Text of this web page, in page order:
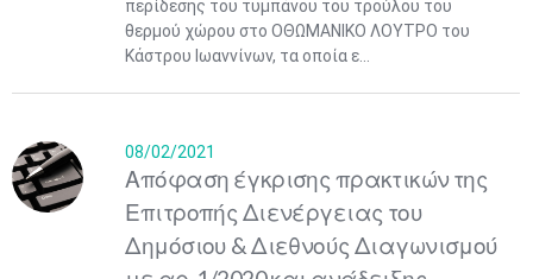
περίδεσης του τυμπάνου του τρούλου του
θερμού χώρου στο ΟΘΩΜΑΝΙΚΟ ΛΟΥΤΡΟ του
Κάστρου Ιωαννίνων, τα οποία ε...
08/02/2021
Απόφαση έγκρισης πρακτικών της
Επιτροπής Διενέργειας του
Δημόσιου & Διεθνούς Διαγωνισμού